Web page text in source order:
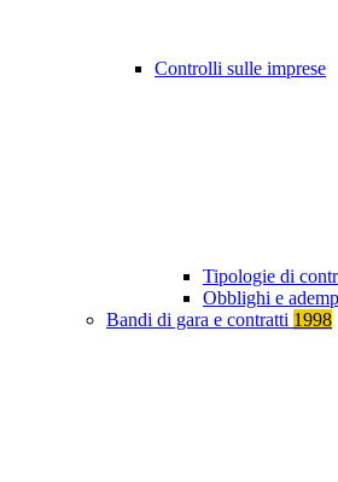
Controlli sulle imprese
Tipologie di
Obblighi e
Bandi di gara e contratti 1998